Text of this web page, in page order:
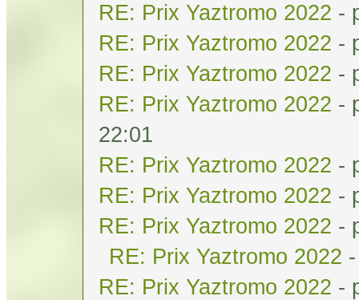
RE: Prix Yaztromo 2022 -
RE: Prix Yaztromo 2022 -
RE: Prix Yaztromo 2022 -
RE: Prix Yaztromo 2022 -
22:01
RE: Prix Yaztromo 2022 -
RE: Prix Yaztromo 2022 -
RE: Prix Yaztromo 2022 -
RE: Prix Yaztromo 2022
RE: Prix Yaztromo 2022 -